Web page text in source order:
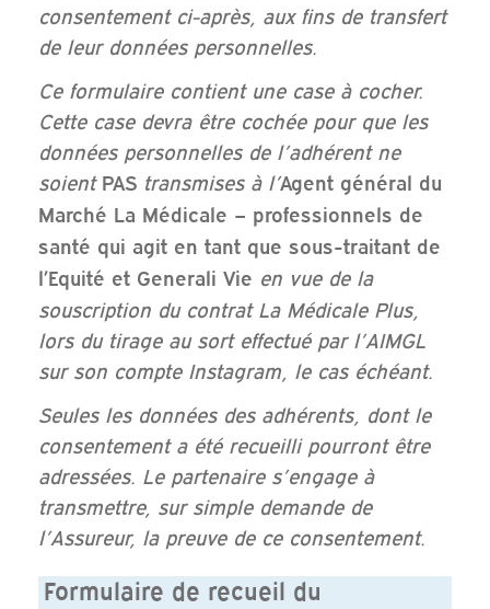
consentement ci-après, aux fins de transfert
de leur données personnelles.
Ce formulaire contient une case à cocher.
Cette case devra être cochée pour que les
données personnelles de l’adhérent ne
soient PAS transmises à l’Agent général du
Marché La Médicale – professionnels de
santé qui agit en tant que sous-traitant de
l’Equité et Generali Vie en vue de la
souscription du contrat La Médicale Plus,
lors du tirage au sort effectué par l’AIMGL
sur son compte Instagram, le cas échéant.
Seules les données des adhérents, dont le
consentement a été recueilli pourront être
adressées. Le partenaire s’engage à
transmettre, sur simple demande de
l’Assureur, la preuve de ce consentement.
Formulaire de recueil du